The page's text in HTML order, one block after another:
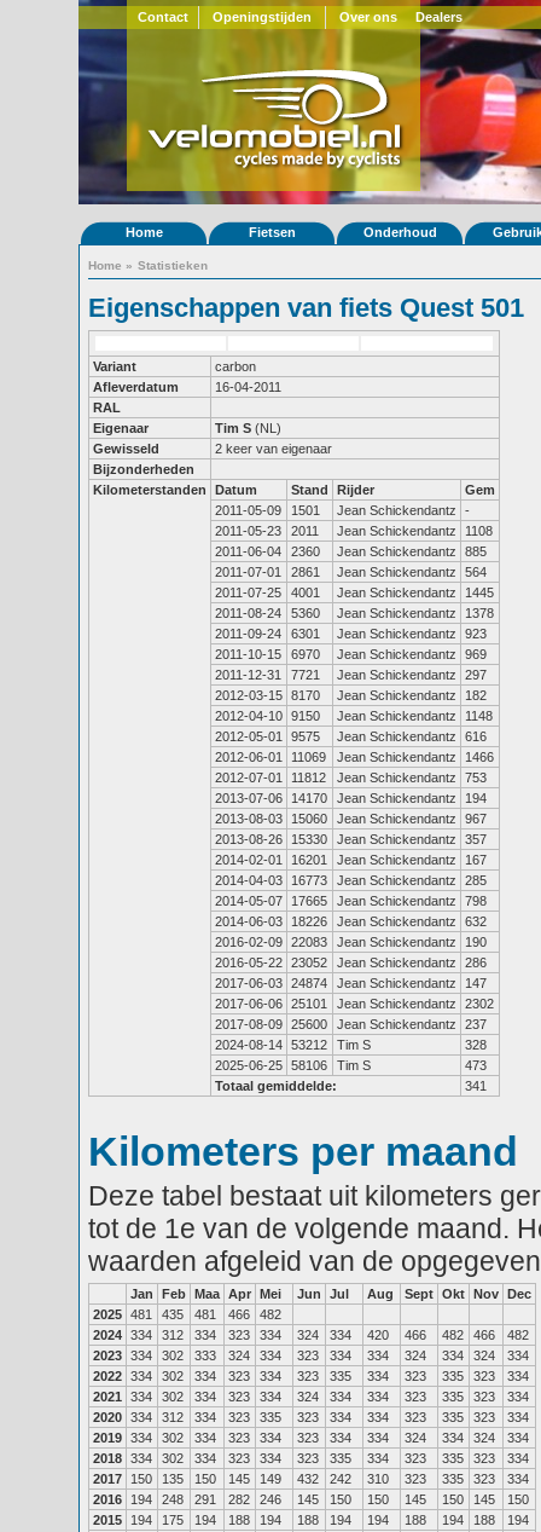
Contact Openingstijden Over ons Dealers
Home Fietsen Onderhoud
Home » Statistieken
Eigenschappen van fiets Quest 501
Variant
carbon
Afleverdatum
16-04-2011
RAL
Eigenaar
Tim S (NL)
Gewisseld
2 keer van eigenaar
Bijzonderheden
Kilometerstanden
Datum Stand Rijder
Gem
2011-05-09
1501 Jean Schickendantz
-
2011-05-23
2011 Jean Schickendantz
1108
2011-06-04
2360 Jean Schickendantz
885
2011-07-01
2861 Jean Schickendantz
564
2011-07-25
4001 Jean Schickendantz
1445
2011-08-24
5360 Jean Schickendantz
1378
2011-09-24
6301 Jean Schickendantz
923
2011-10-15
6970 Jean Schickendantz
969
2011-12-31
7721 Jean Schickendantz
297
2012-03-15 8170 Jean Schickendantz
182
2012-04-10 9150 Jean Schickendantz
1148
2012-05-01
9575 Jean Schickendantz
616
2012-06-01
11069 Jean Schickendantz
1466
2012-07-01
11812 Jean Schickendantz
753
2013-07-06
14170 Jean Schickendantz
194
2013-08-03
15060 Jean Schickendantz
967
2013-08-26
15330 Jean Schickendantz
357
2014-02-01
16201 Jean Schickendantz
167
2014-04-03
16773 Jean Schickendantz
285
2014-05-07
17665 Jean Schickendantz
798
2014-06-03
18226 Jean Schickendantz
632
2016-02-09 22083 Jean Schickendantz
190
2016-05-22 23052 Jean Schickendantz
286
2017-06-03 24874 Jean Schickendantz
147
2017-06-06 25101 Jean Schickendantz
2302
2017-08-09 25600 Jean Schickendantz
237
2024-08-14 53212 Tim S
328
2025-06-25 58106 Tim S
473
Totaal gemiddelde:
341
Kilometers per maand
Deze tabel bestaat uit kilometers
tot de 1e van de volgende maand.
waarden afgeleid van de
Jan Feb Maa Apr Mei Jun Jul Aug Sept Okt Nov Dec
2025 481 435 481 466
482
2024 334 312 334 323 334 324 334 420 466 482 466
482
2023 334 302 333 324 334 323 334 334 324 334 324
334
2022 334 302 334 323 334 323 335 334 323 335 323
334
2021
334 302 334 323 334 324 334 334 323 335 323
334
2020 334 312 334 323 335 323 334 334 323 335 323
334
2019 334 302 334 323 334 323 334 334 324 334 324
334
2018 334 302 334 323 334 323 335 334 323 335 323
334
2017
150 135 150 145 149 432 242 310 323 335 323
334
2016
194 248 291 282 246 145 150 150 145 150 145
150
2015
194 175 194 188 194 188 194 194 188 194 188
194